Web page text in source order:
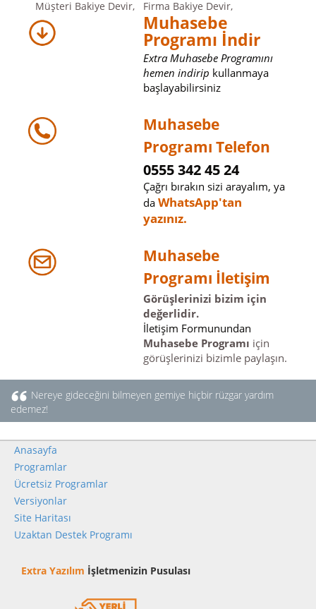
Müşteri Bakiye Devir,
Firma Bakiye Devir,
Muhasebe
Programı İndir
Extra Muhasebe Programını
hemen indirip kullanmaya
başlayabilirsiniz
Muhasebe
Programı Telefon
0555 342 45 24
Çağrı bırakın sizi arayalım, ya
da WhatsApp'tan
yazınız.
Muhasebe
Programı İletişim
Görüşlerinizi bizim için
değerlidir.
İletişim Formunundan
Muhasebe Programı için
görüşlerinizi bizimle paylaşın.
Nereye gideceğini bilmeyen gemiye hiçbir rüzgar yardım
edemez!
Anasayfa
Programlar
Ücretsiz Programlar
Versiyonlar
Site Haritası
Uzaktan Destek Programı
Extra Yazılım İşletmenizin Pusulası